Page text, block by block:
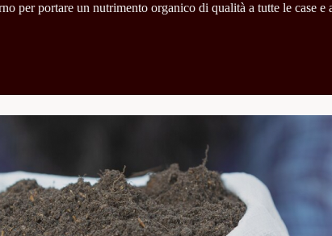
per portare un nutrimento organico di qualità a tutte le case e